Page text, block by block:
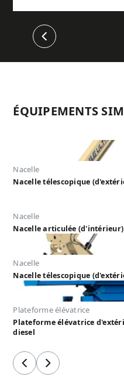
Précédent
ÉQUIPEMENTS
Nacelle
Nacelle télescopique
Nacelle
Nacelle articulée (d'intérieur)
Nacelle
Nacelle télescopique
Plateforme élévatrice
Plateforme élévatrice
diesel
PrécédentSuivant